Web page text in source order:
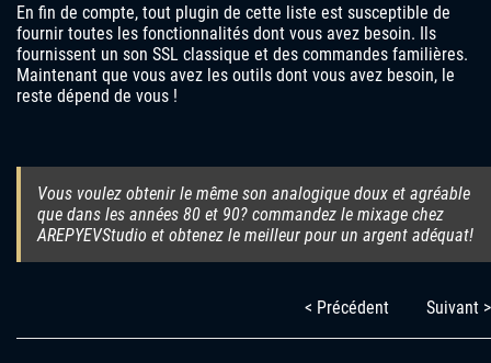
En fin de compte, tout plugin de cette liste est susceptible de
fournir toutes les fonctionnalités dont vous avez besoin. Ils
fournissent un son SSL classique et des commandes familières.
Maintenant que vous avez les outils dont vous avez besoin, le
reste dépend de vous !
Vous voulez obtenir le même son analogique doux et agréable
que dans les années 80 et 90? commandez le mixage chez
AREPYEVStudio et obtenez le meilleur pour un argent adéquat!
< Précédent Suivant >